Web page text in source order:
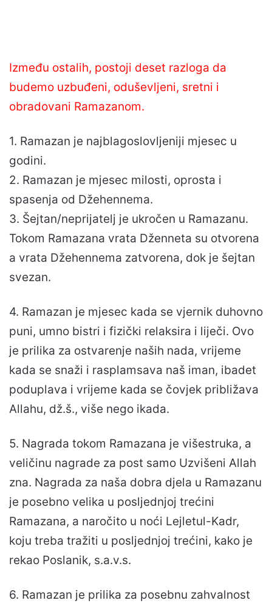
Između ostalih, postoji deset razloga da
budemo uzbuđeni, oduševljeni, sretni i
obradovani Ramazanom.
1. Ramazan je najblagoslovljeniji mjesec u
godini.
2. Ramazan je mjesec milosti, oprosta i
spasenja od Džehennema.
3. Šejtan/neprijatelj je ukročen u Ramazanu.
Tokom Ramazana vrata Dženneta su otvorena
a vrata Džehennema zatvorena, dok je šejtan
svezan.
4. Ramazan je mjesec kada se vjernik duhovno
puni, umno bistri i fizički relaksira i liječi. Ovo
je prilika za ostvarenje naših nada, vrijeme
kada se snaži i rasplamsava naš iman, ibadet
poduplava i vrijeme kada se čovjek približava
Allahu, dž.š., više nego ikada.
5. Nagrada tokom Ramazana je višestruka, a
veličinu nagrade za post samo Uzvišeni Allah
zna. Nagrada za naša dobra djela u Ramazanu
je posebno velika u posljednjoj trećini
Ramazana, a naročito u noći Lejletul-Kadr,
koju treba tražiti u posljednjoj trećini, kako je
rekao Poslanik, s.a.v.s.
6. Ramazan je prilika za posebnu zahvalnost